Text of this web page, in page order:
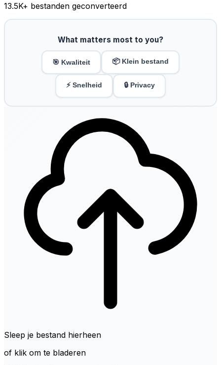
13.5K+ bestanden geconverteerd
What matters most to you?
🎯 Kwaliteit 📦 Klein bestand
⚡ Snelheid 🔒 Privacy
Sleep je bestand hierheen
of klik om te bladeren